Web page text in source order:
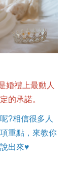
婚禮上最動人
的承諾。
?相信很多人
重點，來教你
出來♥